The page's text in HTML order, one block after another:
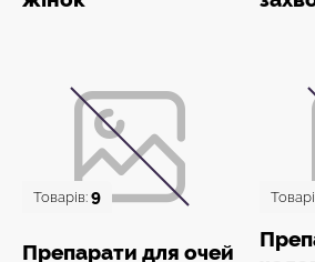
Товарів: 9
Препарати для очей